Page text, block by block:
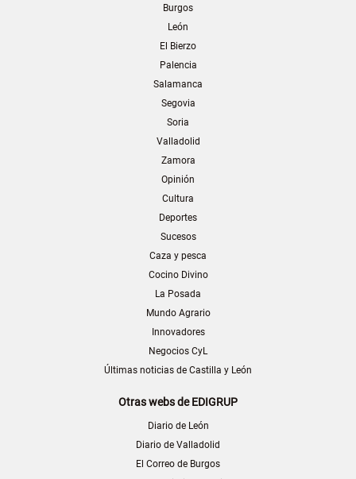
Burgos
León
El Bierzo
Palencia
Salamanca
Segovia
Soria
Valladolid
Zamora
Opinión
Cultura
Deportes
Sucesos
Caza y pesca
Cocino Divino
La Posada
Mundo Agrario
Innovadores
Negocios CyL
Últimas noticias de Castilla y León
Otras webs de EDIGRUP
Diario de León
Diario de Valladolid
El Correo de Burgos